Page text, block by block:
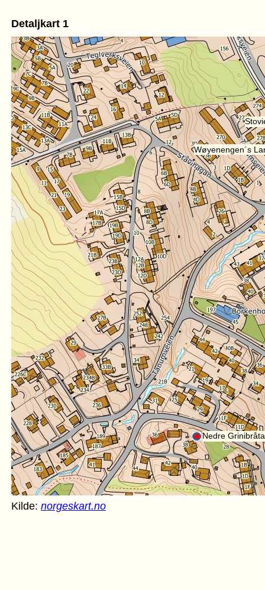
Detaljkart 1
Kilde:norgeskart.no
Kilde: norgeskart.no
Nedre
Wøyenengen´s